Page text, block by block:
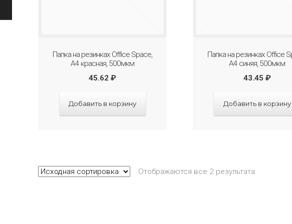
Папка на резинках Office Space,
А4 красная, 500мкм
45.62₽
Добавить в корзину
Папка на резинках Office
А4 синяя, 500мкм
43.45 ₽
Добавить в корзину
Отображаются все 2 результата